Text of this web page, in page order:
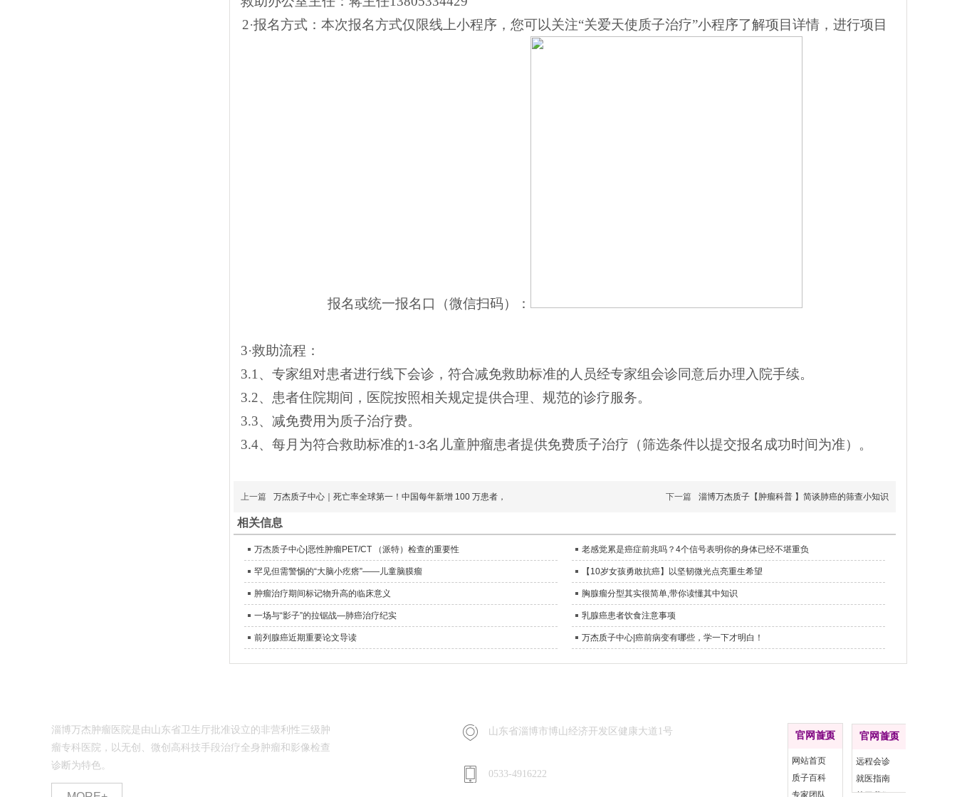
2·报名方式：本次报名方式仅限线上小程序，您可以关注“关爱天使质子治疗”小程序了解项目详情，进行项目
报名或统一报名口（微信扫码）：
3·救助流程：
3.1 、专家组对患者进行线下会诊，符合减免救助标准的人员经专家组会诊同意后办理入院手续。
3.2、患者住院期间，医院按照相关规定提供合理、规范的诊疗服务。
3.3、减免费用为质子治疗费。
3.4、每月为符合救助标准的1-3名儿童肿瘤患者提供免费质子治疗（筛选条件以提交报名成功时间为准）。
上一篇 万杰质子中心｜死亡率全球第一！中国每年新增 100 万患者， 下一篇 淄博万杰质子【肿瘤科普 】简谈肺癌的筛查小知识
相关信息
万杰质子中心|恶性肿瘤PET/CT （派特）检查的重要性 老感觉累是癌症前兆吗？4个信号表明你的身体已经不堪重负
罕见但需警惕的“大脑小疙瘩”——儿童脑膜瘤 【10岁女孩勇敢抗癌】以坚韧微光点亮重生希望
肿瘤治疗期间标记物升高的临床意义 胸腺瘤分型其实很简单,带你读懂其中知识
一场与“影子”的拉锯战—肺癌治疗纪实 乳腺癌患者饮食注意事项
前列腺癌近期重要论文导读 万杰质子中心|癌前病变有哪些，学一下才明白！
官网首页
更多
网站首页
质子百科
专家团队
官网首页
更多
远程会诊
就医指南
淄博万杰肿瘤医院是由山东省卫生厅批准设立的非营利性三级肿
瘤专科医院，以无创、微创高科技手段治疗全身肿瘤和影像检查
诊断为特色。
山东省淄博市博山经济开发区健康大道1号
0533-4916222